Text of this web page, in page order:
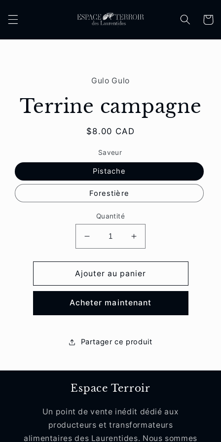
au
Panier
Gulo Gulo
Terrine campagne
Prix
$8.00 CAD
Saveur
Pistache
Forestière
Quantité
Réduire
la
quantité
de
Terrine
Augmenter
la
quantité
de
Terrine
Ajouter au panier
Acheter maintenant
Partager ce produit
Espace Terroir
Un point de vente inédit dédié aux
producteurs et transformateurs
alimentaires des Laurentides. Nous sommes